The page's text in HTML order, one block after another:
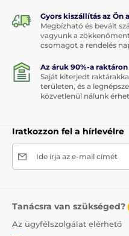
Gyors kiszállítás az Ön
Megbízható és bevált
vagyunk a
csomagot a rendelés
Az áruk 90%-a raktáron
Saját kiterjedt
területen, és a
közvetlenül nálunk
Iratkozzon fel a hírlevélre
Ide írja az e-mail címét
Tanácsra van szükséged?
Az ügyfélszolgálat elérhető